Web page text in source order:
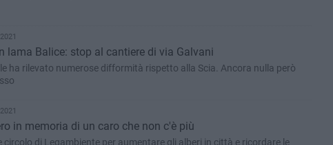
lama Balice: stop al cantiere di via Galvani
ha rilevato numerose difformità rispetto alla Scia. Ancora nulla però
in memoria di un caro che non c'è più
circolo di Legambiente per aumentare gli alberi in città e ricordare le